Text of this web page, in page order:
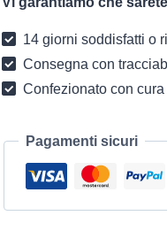
quantità
14 giorni soddisfatti o
Consegna con
Confezionato con cura
Pagamenti sicuri